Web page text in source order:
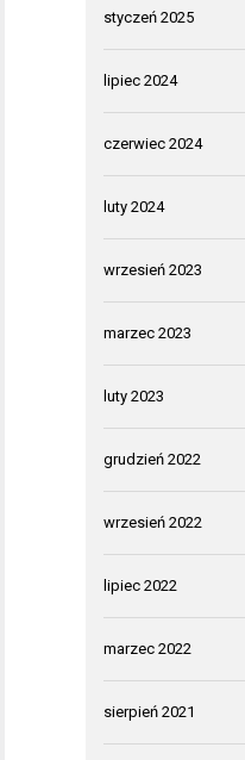
styczeń 2025
lipiec 2024
czerwiec 2024
luty 2024
wrzesień 2023
marzec 2023
luty 2023
grudzień 2022
wrzesień 2022
lipiec 2022
marzec 2022
sierpień 2021